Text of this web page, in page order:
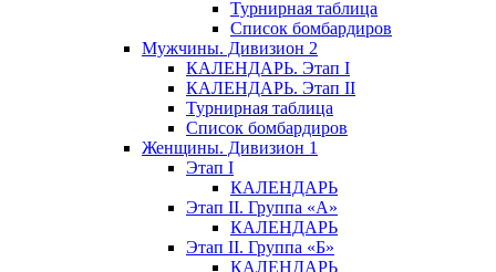
Турнирная таблица
Список бомбардиров
Мужчины. Дивизион 2
КАЛЕНДАРЬ. Этап I
КАЛЕНДАРЬ. Этап II
Турнирная таблица
Список бомбардиров
Женщины. Дивизион 1
Этап I
КАЛЕНДАРЬ
Этап II. Группа «А»
КАЛЕНДАРЬ
Этап II. Группа «Б»
КАЛЕНДАРЬ